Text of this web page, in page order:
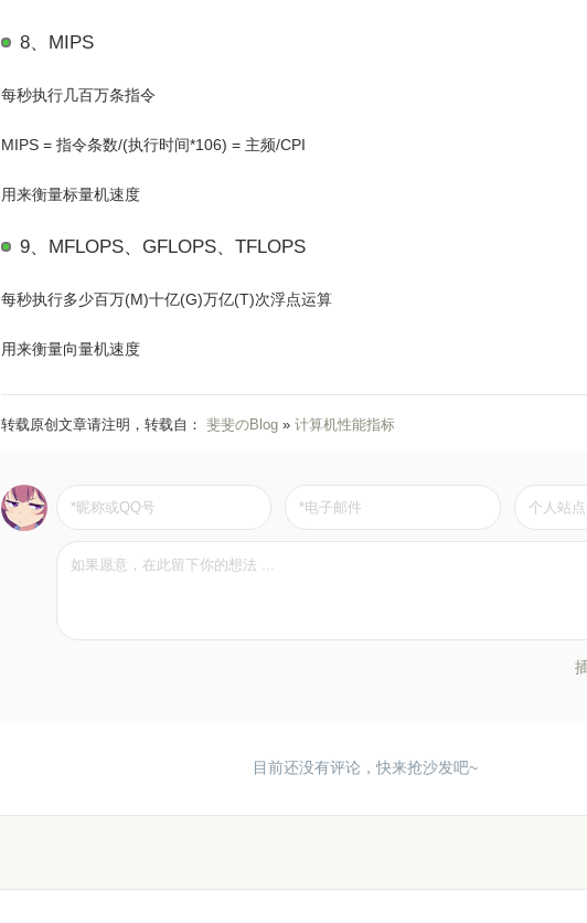
8、MIPS
每秒执行几百万条指令
MIPS = 指令条数/(执行时间*106) = 主频/CPI
用来衡量标量机速度
9、MFLOPS、GFLOPS、TFLOPS
每秒执行多少百万(M)十亿(G)万亿(T)次浮点运算
用来衡量向量机速度
转载原创文章请注明，转载自： 斐斐のBlog» 计算机性能指标
目前还没有评论，快来抢沙发吧~